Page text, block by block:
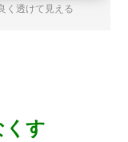
く透けて見える
くす